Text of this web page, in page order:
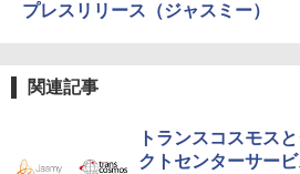
プレスリリース（ジャスミー）
関連記事
トランスコスモス
クトセンターサー